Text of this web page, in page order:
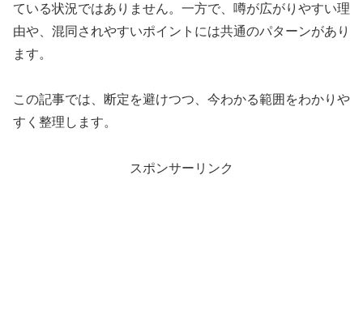
ている状況ではありません。一方で、噂が広がりやすい理
由や、混同されやすいポイントには共通のパターンがあり
ます。
この記事では、断定を避けつつ、今わかる範囲をわかりや
すく整理します。
スポンサーリンク